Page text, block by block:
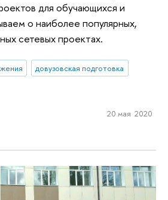
для обучающихся и
о наиболее популярных,
сетевых проектах.
довузовская подготовка
20 мая 2020